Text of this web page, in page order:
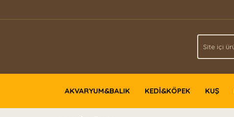
AKVARYUM&BALIK KEDİ&KÖPEK KUŞ